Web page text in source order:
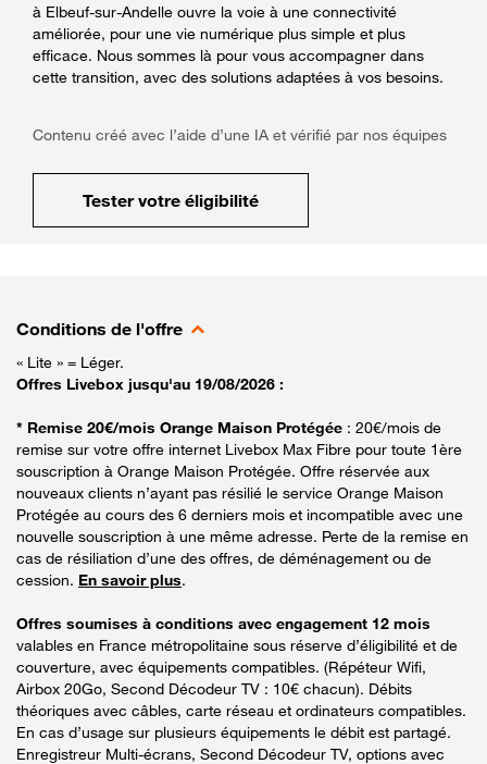
à Elbeuf-sur-Andelle ouvre la voie à une connectivité
améliorée, pour une vie numérique plus simple et plus
efficace. Nous sommes là pour vous accompagner dans
cette transition, avec des solutions adaptées à vos besoins.
Contenu créé avec l’aide d’une IA et vérifié par nos équipes
Tester votre éligibilité
Conditions de l'offre
« Lite » = Léger.
Offres Livebox jusqu'au 19/08/2026 :
* Remise 20€/mois Orange Maison Protégée : 20€/mois de
remise sur votre offre internet Livebox Max Fibre pour toute 1ère
souscription à Orange Maison Protégée. Offre réservée aux
nouveaux clients n’ayant pas résilié le service Orange Maison
Protégée au cours des 6 derniers mois et incompatible avec une
nouvelle souscription à une même adresse. Perte de la remise en
cas de résiliation d’une des offres, de déménagement ou de
cession. En savoir plus.
Offres soumises à conditions avec engagement 12 mois
valables en France métropolitaine sous réserve d’éligibilité et de
couverture, avec équipements compatibles. (Répéteur Wifi,
Airbox 20Go, Second Décodeur TV : 10€ chacun). Débits
théoriques avec câbles, carte réseau et ordinateurs compatibles.
En cas d’usage sur plusieurs équipements le débit est partagé.
Enregistreur Multi-écrans, Second Décodeur TV, options avec